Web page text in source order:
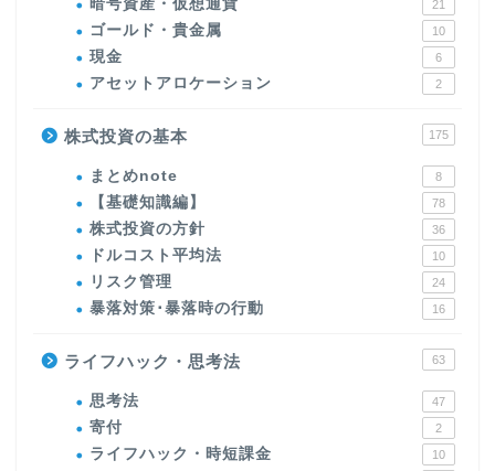
暗号資産・仮想通貨 21
ゴールド・貴金属 10
現金 6
アセットアロケーション 2
株式投資の基本 175
まとめnote 8
【基礎知識編】 78
株式投資の方針 36
ドルコスト平均法 10
リスク管理 24
暴落対策･暴落時の行動 16
ライフハック・思考法 63
思考法 47
寄付 2
ライフハック・時短課金 10